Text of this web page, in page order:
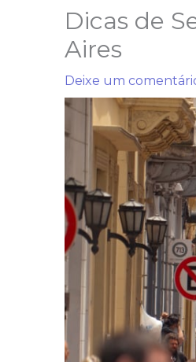
Dicas de
Aires
Deixe um